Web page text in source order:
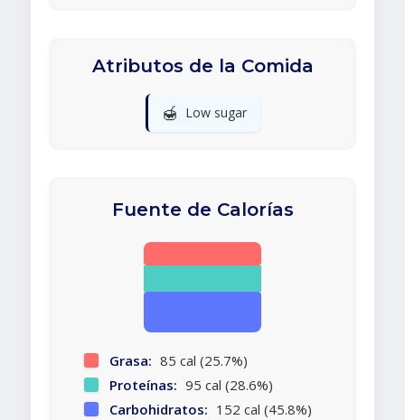
Atributos de la Comida
🍯 Low sugar
Fuente de Calorías
Grasa: 85 cal (25.7%)
Proteínas: 95 cal (28.6%)
Carbohidratos: 152 cal (45.8%)